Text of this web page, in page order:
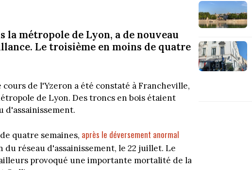
la métropole de Lyon, a de nouveau
Le troisième en moins de quatre
de l'Yzeron a été constaté à Francheville,
de Lyon. Des troncs en bois étaient
d'assainissement.
quatre semaines, après le déversement anormal
du réseau d'assainissement, le 22 juillet. Le
provoqué une importante mortalité de la